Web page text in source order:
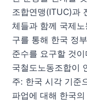
조합연맹(ITUC)과
체들과 함께 국제
구를 통해 한국 정
준수를 요구할 것
국철도노동조합이
주: 한국 시각 기준
파업에 대해 한국